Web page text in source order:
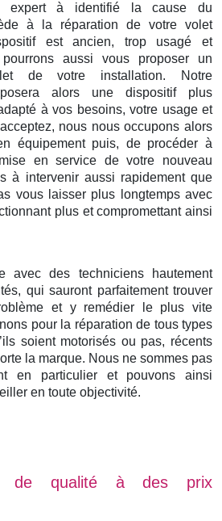
expert à identifié la cause du
à la réparation de votre volet
est ancien, trop usagé et
aussi vous proposer un
de votre installation. Notre
alors une dispositif plus
à vos besoins, votre usage et
nous nous occupons alors
équipement puis, de procéder à
en service de votre nouveau
à intervenir aussi rapidement que
vous laisser plus longtemps avec
plus et compromettant ainsi
avec des techniciens hautement
qui sauront parfaitement trouver
et y remédier le plus vite
pour la réparation de tous types
soient motorisés ou pas, récents
la marque. Nous ne sommes pas
en particulier et pouvons ainsi
en toute objectivité.
de qualité à des prix